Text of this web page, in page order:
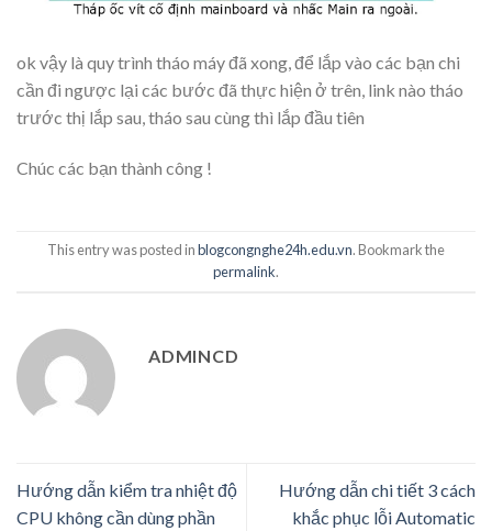
ok vậy là quy trình tháo máy đã xong, để lắp vào các bạn chi
cần đi ngược lại các bước đã thực hiện ở trên, link nào tháo
trước thị lắp sau, tháo sau cùng thì lắp đầu tiên
Chúc các bạn thành công !
This entry was posted inblogcongnghe24h.edu.vn. Bookmark the
permalink.
ADMINCD
Hướng dẫn kiểm tra nhiệt độ
CPU không cần dùng phần
Hướng dẫn chi tiết 3 cách
khắc phục lỗi Automatic